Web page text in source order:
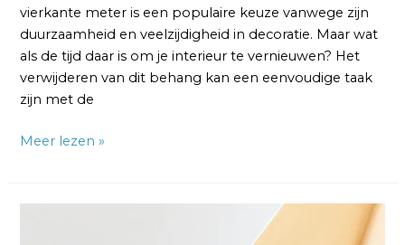
vierkante meter is een populaire keuze vanwege zijn
duurzaamheid en veelzijdigheid in decoratie. Maar wat
als de tijd daar is om je interieur te vernieuwen? Het
verwijderen van dit behang kan een eenvoudige taak
zijn met de
Meer lezen »